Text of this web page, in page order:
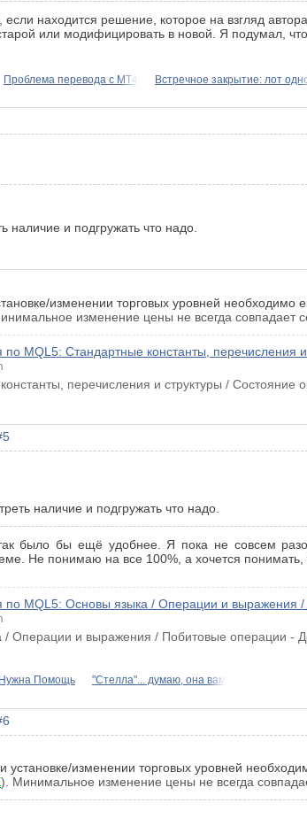
находится решение, которое на взгляд
или модифицировать в новой. Я подумал,
Проблема перевода с МТ4 Встречное закрытие: лот
наличие и подгружать что надо.
изменении торговых уровней
изменение цены не всегда совпадает
по MQL5: Стандартные константы,
перечисления и структуры /
наличие и подгружать что надо.
было бы ещё удобнее. Я пока не совсем
Не понимаю на все 100%, а хочется
по MQL5: Основы языка / Операции и выражения
/ Операции и выражения / Побитовые операции -
Нужна Помощь "Стелла"... думаю, она вам
установке/изменении торговых уровней
). Минимальное изменение цены не всегда